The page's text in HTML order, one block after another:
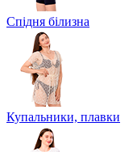
Спідня білизна
Купальники, плавки